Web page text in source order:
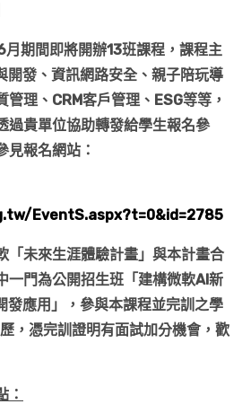
期間即將開辦13班課程，課程主
開發、資訊網路安全、親子陪玩導
理、CRM客戶管理、ESG等等，
過貴單位協助轉發給學生報名參
見報名網站：
EventS.aspx?t=0&id=2785
「未來生涯體驗計畫」與本計畫合
一門為公開招生班「建構微軟AI新
發應用」，參與本課程並完訓之學
，憑完訓證明有面試加分機會，歡
：